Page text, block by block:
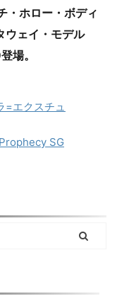
・ホロー・ボディ
ウェイ・モデル
場。
=エクスチュ
SG